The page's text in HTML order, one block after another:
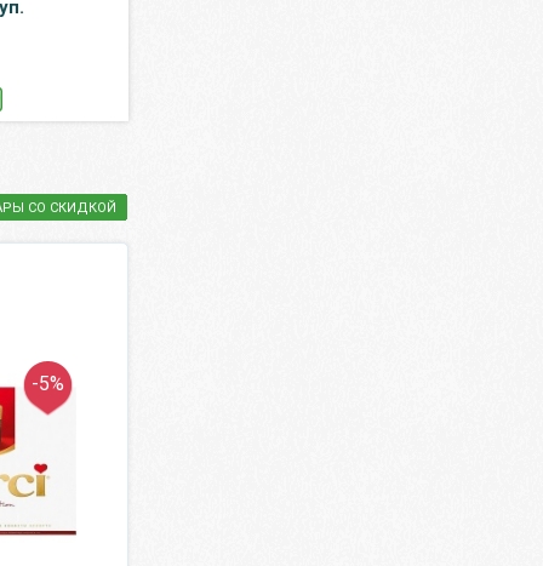
СО СКИДКОЙ
-5%